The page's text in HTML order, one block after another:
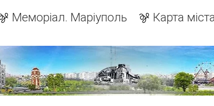
Меморіал. Маріуполь Карта